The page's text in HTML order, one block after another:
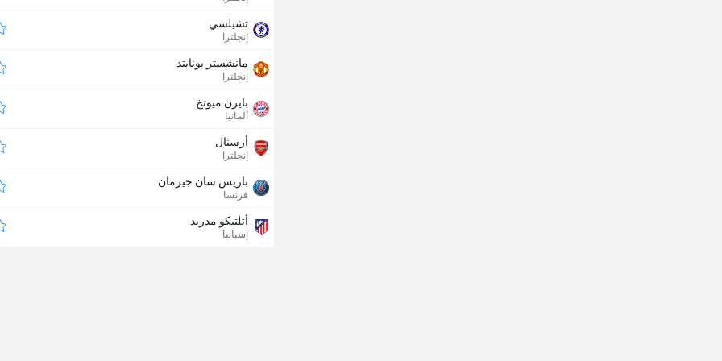
تشيلسي
إنجلترا
مانشستر يونايتد
إنجلترا
بايرن ميونخ
ألمانيا
أرسنال
إنجلترا
باريس سان جيرمان
فرنسا
أتلتيكو مدريد
إسبانيا